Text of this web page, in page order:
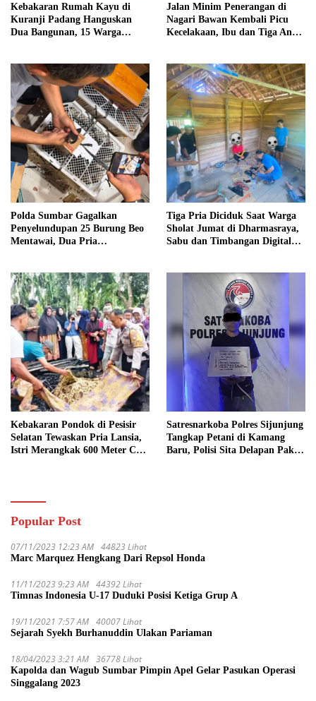
Kebakaran Rumah Kayu di
Kuranji Padang Hanguskan
Dua Bangunan, 15 Warga
Jalan Minim Penerangan di
Nagari Bawan Kembali Picu
Kecelakaan, Ibu dan Tiga Anak
Polda Sumbar Gagalkan
Penyelundupan 25 Burung Beo
Mentawai, Dua Pria
Tiga Pria Diciduk Saat Warga
Sholat Jumat di Dharmasraya,
Sabu dan Timbangan Digital
Kebakaran Pondok di Pesisir
Selatan Tewaskan Pria Lansia,
Istri Merangkak 600 Meter Cari
Satresnarkoba Polres Sijunjung
Tangkap Petani di Kamang
Baru, Polisi Sita Delapan Paket
Popular Post
07/11/2023 12:23 AM 44823 Lihat
Marc Marquez Hengkang Dari Repsol Honda
11/11/2023 9:23 AM 44392 Lihat
Timnas Indonesia U-17 Duduki Posisi Ketiga Grup A
19/11/2021 7:57 AM 40007 Lihat
Sejarah Syekh Burhanuddin Ulakan Pariaman
18/04/2023 3:21 AM 36778 Lihat
Kapolda dan Wagub Sumbar Pimpin Apel Gelar Pasukan Operasi
Singgalang 2023